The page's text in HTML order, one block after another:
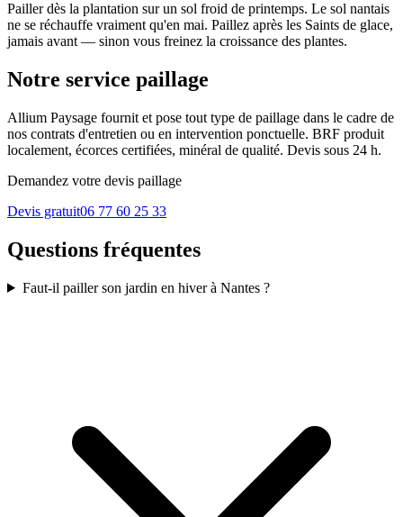
Pailler dès la plantation sur un sol froid de printemps. Le sol nantais
ne se réchauffe vraiment qu'en mai. Paillez après les Saints de glace,
jamais avant — sinon vous freinez la croissance des plantes.
Notre service paillage
Allium Paysage fournit et pose tout type de paillage dans le cadre de
nos contrats d'entretien ou en intervention ponctuelle. BRF produit
localement, écorces certifiées, minéral de qualité. Devis sous 24 h.
Demandez votre devis paillage
Devis gratuit06 77 60 25 33
Questions fréquentes
Faut-il pailler son jardin en hiver à Nantes ?